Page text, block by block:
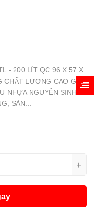
- 200 LÍT QC 96 X 57 X
LƯỢNG CAO GIÁ
NHỰA NGUYÊN SINH
SẢN...
+